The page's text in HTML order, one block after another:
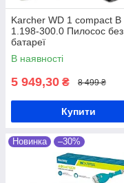
Karcher WD 1 compact B
1.198-300.0 Пилосос без
батареї
В наявності
5 949,30 ₴ 8 499 ₴
Купити
Новинка –30%